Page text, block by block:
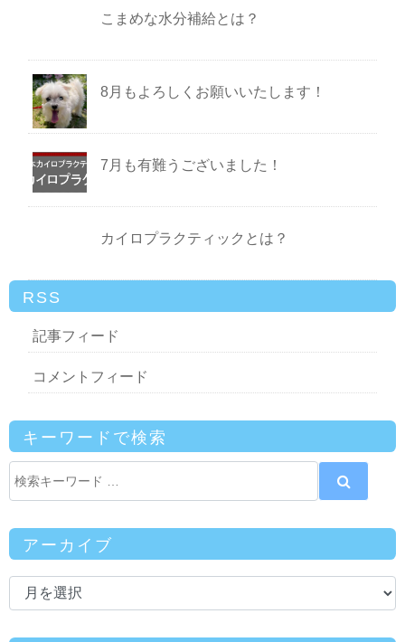
こまめな水分補給とは？
8月もよろしくお願いいたします！
7月も有難うございました！
カイロプラクティックとは？
RSS
記事フィード
コメントフィード
キーワードで検索
アーカイブ